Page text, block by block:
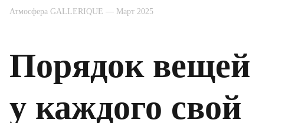
Атмосфера GALLERIQUE — Март 2025
Порядок вещей
у каждого свой